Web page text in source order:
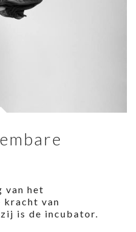
van het
kracht van
is de incubator.